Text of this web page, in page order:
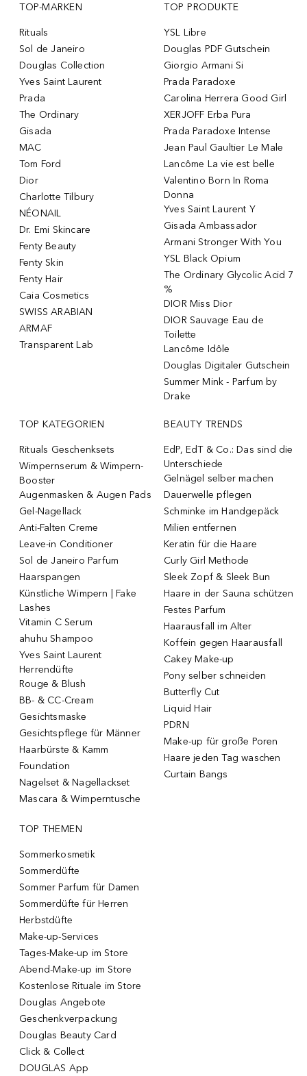
TOP-MARKEN
Rituals
Sol de Janeiro
Douglas Collection
Yves Saint Laurent
Prada
The Ordinary
Gisada
MAC
Tom Ford
Dior
Charlotte Tilbury
NÉONAIL
Dr. Emi Skincare
Fenty Beauty
Fenty Skin
Fenty Hair
Caia Cosmetics
SWISS ARABIAN
ARMAF
Transparent Lab
TOP PRODUKTE
YSL Libre
Douglas PDF Gutschein
Giorgio Armani Si
Prada Paradoxe
Carolina Herrera Good Girl
XERJOFF Erba Pura
Prada Paradoxe Intense
Jean Paul Gaultier Le Male
Lancôme La vie est belle
Valentino Born In Roma
Donna
Yves Saint Laurent Y
Gisada Ambassador
Armani Stronger With You
YSL Black Opium
The Ordinary Glycolic Acid 7
%
DIOR Miss Dior
DIOR Sauvage Eau de
Toilette
Lancôme Idôle
Douglas Digitaler Gutschein
Summer Mink - Parfum by
Drake
TOP KATEGORIEN
Rituals Geschenksets
Wimpernserum & Wimpern-
Booster
Augenmasken & Augen Pads
Gel-Nagellack
Anti-Falten Creme
Leave-in Conditioner
Sol de Janeiro Parfum
Haarspangen
Künstliche Wimpern | Fake
Lashes
Vitamin C Serum
ahuhu Shampoo
Yves Saint Laurent
Herrendüfte
Rouge & Blush
BB- & CC-Cream
Gesichtsmaske
Gesichtspflege für Männer
Haarbürste & Kamm
Foundation
Nagelset & Nagellackset
Mascara & Wimperntusche
BEAUTY TRENDS
EdP, EdT & Co.: Das sind die
Unterschiede
Gelnägel selber machen
Dauerwelle pflegen
Schminke im Handgepäck
Milien entfernen
Keratin für die Haare
Curly Girl Methode
Sleek Zopf & Sleek Bun
Haare in der Sauna schützen
Festes Parfum
Haarausfall im Alter
Koffein gegen Haarausfall
Cakey Make-up
Pony selber schneiden
Butterfly Cut
Liquid Hair
PDRN
Make-up für große Poren
Haare jeden Tag waschen
Curtain Bangs
TOP THEMEN
Sommerkosmetik
Sommerdüfte
Sommer Parfum für Damen
Sommerdüfte für Herren
Herbstdüfte
Make-up-Services
Tages-Make-up im Store
Abend-Make-up im Store
Kostenlose Rituale im Store
Douglas Angebote
Geschenkverpackung
Douglas Beauty Card
Click & Collect
DOUGLAS App